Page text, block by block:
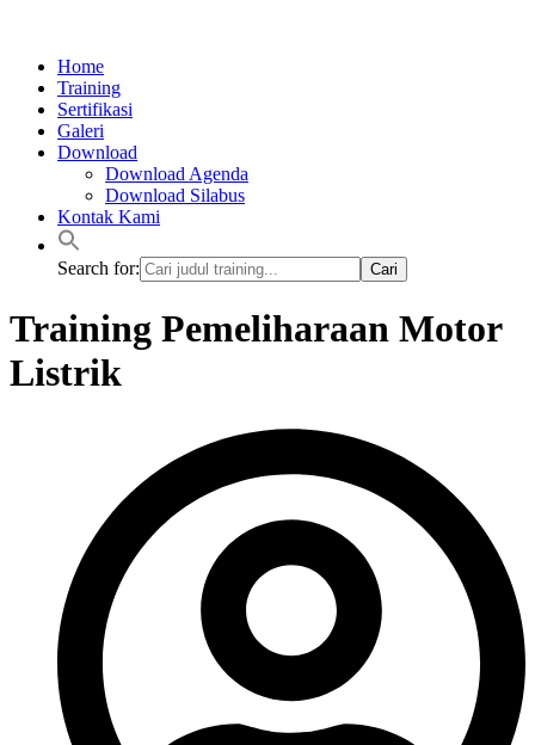
Home
Training
Sertifikasi
Galeri
Download
Download Agenda
Download Silabus
Kontak Kami
Search for:
Training Pemeliharaan Motor
Listrik